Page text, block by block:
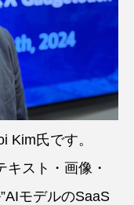
Kim氏です。
スト・画像・
モデルのSaaS